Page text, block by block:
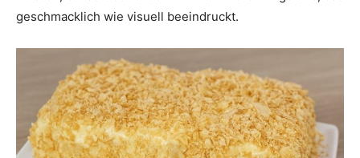
geschmacklich wie visuell beeindruckt.